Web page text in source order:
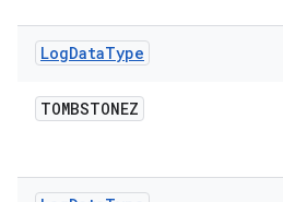
LogDataType
TOMBSTONEZ